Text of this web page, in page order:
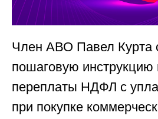
Член АВО Павел Курта
пошаговую инструкцию
переплаты НДФЛ с
при покупке